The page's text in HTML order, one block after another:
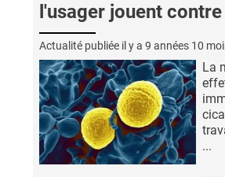
l'usager jouent
Actualité publiée il y a 9 années 10
La
...